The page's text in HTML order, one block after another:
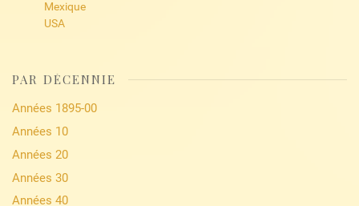
Mexique
USA
PAR DÉCENNIE
Années 1895-00
Années 10
Années 20
Années 30
Années 40